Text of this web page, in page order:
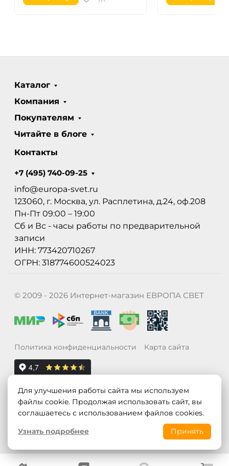
Каталог
Компания
Покупателям
Читайте в блоге
Контакты
+7 (495) 740-09-25
info@europa-svet.ru
123060, г. Москва, ул. Расплетина, д.24, оф.208
Пн-Пт 09:00 – 19:00
Сб и Вс - часы работы по предварительной
записи
ИНН: 773420710267
ОГРН: 318774600524023
© 2009 - 2026 Интернет-магазин ЕВРОПА СВЕТ
Политика конфиденциальности Карта сайта
Для улучшения работы сайта мы используем
файлы cookie. Продолжая использовать сайт, вы
соглашаетесь с использованием файлов cookies.
Узнать подробнее
Принять